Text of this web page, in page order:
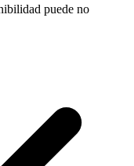
puede no